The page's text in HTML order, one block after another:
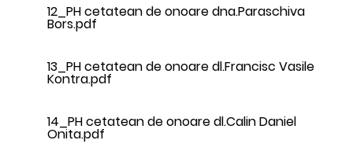
12_PH cetatean de onoare dna.Paraschiva
Bors.pdf
13_PH cetatean de onoare dl.Francisc Vasile
Kontra.pdf
14_PH cetatean de onoare dl.Calin Daniel
Onita.pdf